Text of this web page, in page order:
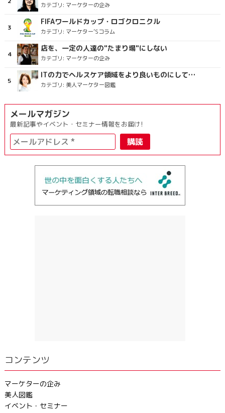
カテゴリ: マーケターの企み
FIFAワールドカップ・ロゴクロニクル
カテゴリ: マーケター’Sコラム
店を、一定の人達の"たまり場"にしない
カテゴリ: マーケターの企み
ITの力でヘルスケア領域をより良いものにしていくこと
カテゴリ: 美人マーケター図鑑
メールマガジン
最新記事やイベント・セミナー情報をお届け!
コンテンツ
マーケターの企み
美人図鑑
イベント・セミナー